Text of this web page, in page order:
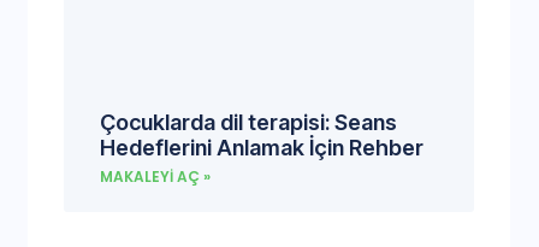
Çocuklarda dil terapisi: Seans
Hedeflerini Anlamak İçin Rehber
MAKALEYI AÇ »